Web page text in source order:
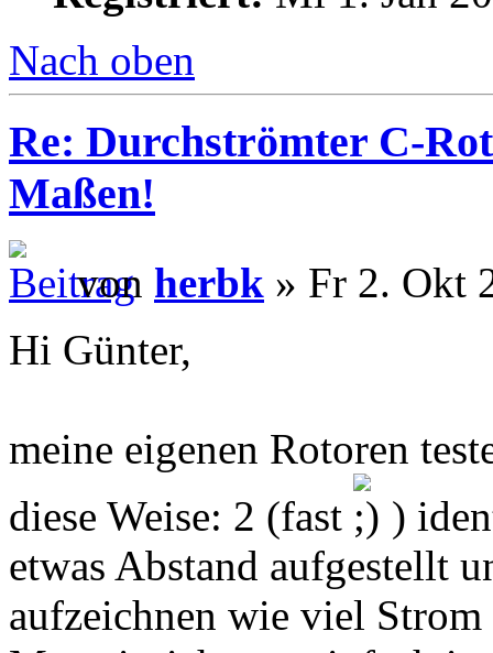
Nach oben
Re: Durchströmter C-
Maßen!
von herbk » Fr 2. Okt
Hi Günter,
meine eigenen Rotoren
diese Weise: 2 (fast
)
etwas Abstand aufgestellt
aufzeichnen wie viel